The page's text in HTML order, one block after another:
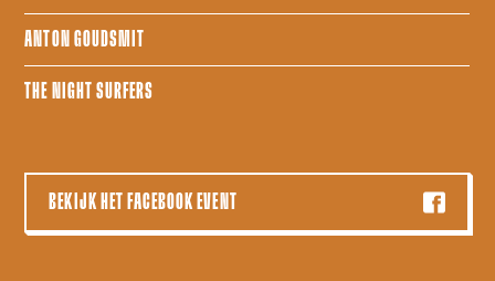
ANTON GOUDSMIT
THE NIGHT SURFERS
BEKIJK HET FACEBOOK EVENT